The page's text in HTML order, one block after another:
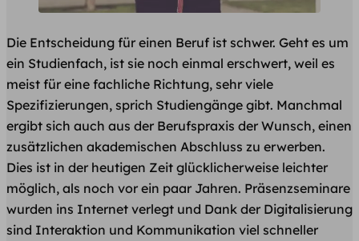
Die Entscheidung für einen Beruf ist schwer. Geht es um
ein Studienfach, ist sie noch einmal erschwert, weil es
meist für eine fachliche Richtung, sehr viele
Spezifizierungen, sprich Studiengänge gibt. Manchmal
ergibt sich auch aus der Berufspraxis der Wunsch, einen
zusätzlichen akademischen Abschluss zu erwerben.
Dies ist in der heutigen Zeit glücklicherweise leichter
möglich, als noch vor ein paar Jahren. Präsenzseminare
wurden ins Internet verlegt und Dank der Digitalisierung
sind Interaktion und Kommunikation viel schneller